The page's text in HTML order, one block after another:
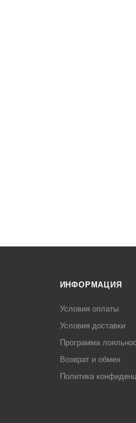
ИНФОРМАЦИЯ
Условия оплаты
Условия доставки
Программа
Возврат и обмен
Политика